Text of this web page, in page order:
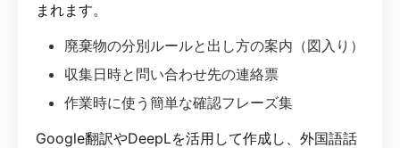
まれます。
廃棄物の分別ルールと出し方の案内（図入り）
収集日時と問い合わせ先の連絡票
作業時に使う簡単な確認フレーズ集
Google翻訳やDeepLを活用して作成し、外国語話